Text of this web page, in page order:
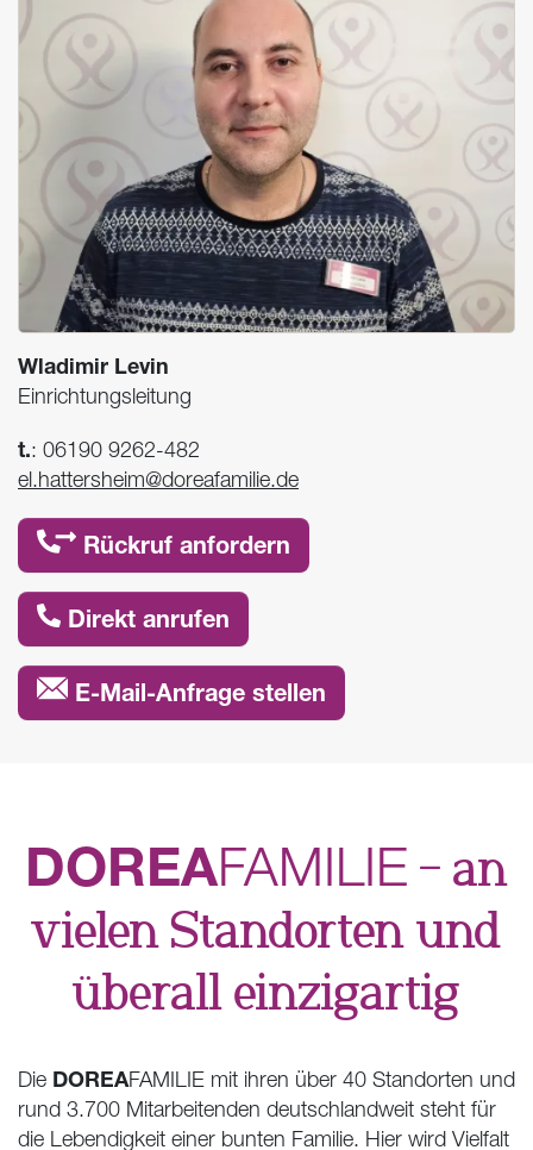
Wladimir Levin
Einrichtungsleitung
t.: 06190 9262-482
el.hattersheim@doreafamilie.de
Rückruf anfordern
Direkt anrufen
E-Mail-Anfrage stellen
DOREAFAMILIE – an
vielen Standorten und
überall einzigartig
Die DOREAFAMILIE mit ihren über 40 Standorten und
rund 3.700 Mitarbeitenden deutschlandweit steht für
die Lebendigkeit einer bunten Familie. Hier wird Vielfalt